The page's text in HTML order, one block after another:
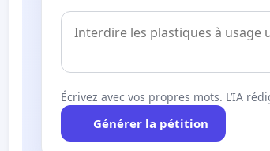
Écrivez avec vos propres mots. L’IA
Générer la pétition